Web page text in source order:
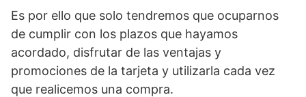
Es por ello que solo tendremos que ocuparnos
de cumplir con los plazos que hayamos
acordado, disfrutar de las ventajas y
promociones de la tarjeta y utilizarla cada vez
que realicemos una compra.